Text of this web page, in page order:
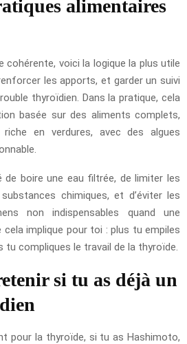
alimentaires
cohérente, voici la logique la plus utile
les apports, et garder un suivi
thyroïdien. Dans la pratique, cela
basée sur des aliments complets,
riche en verdures, avec des algues
de boire une eau filtrée, de limiter les
chimiques, et d’éviter les
non indispensables quand une
cela implique pour toi : plus tu empiles
compliques le travail de la thyroïde.
si tu as déjà un
pour la thyroïde, si tu as Hashimoto,